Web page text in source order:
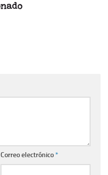
Correo electrónico*